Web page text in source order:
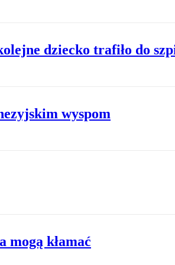
dziecko trafiło do
wyspom
mogą kłamać